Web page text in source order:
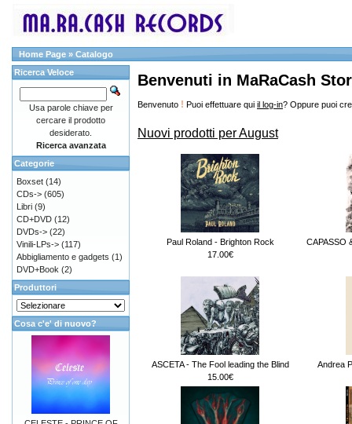
Home Page » Catalogo
Benvenuti in MaRaCash
Benvenuto ! Puoi effettuare qui il log-in? Oppure puoi
Nuovi prodotti per August
Paul Roland - Brighton Rock
17.00€
CAPASSO
ASCETA - The Fool leading the Blind
15.00€
Andrea
Ricerca Veloce
Usa parole chiave per
cercare il prodotto
desiderato.
Ricerca avanzata
Categorie
Boxset (14)
CDs-> (605)
Libri (9)
CD+DVD (12)
DVDs-> (22)
Vinili-LPs-> (117)
Abbigliamento e gadgets (1)
DVD+Book (2)
Produttori
Cosa c'e' di nuovo?